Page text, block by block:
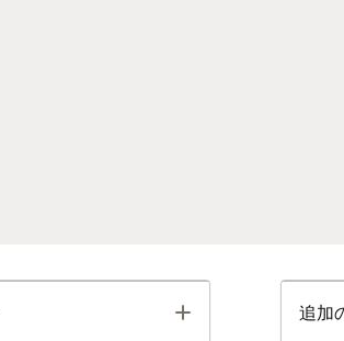
Toggle 追加